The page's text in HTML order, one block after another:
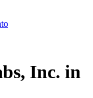
Inc. in